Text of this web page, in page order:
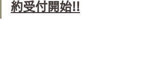
約受付開始!!